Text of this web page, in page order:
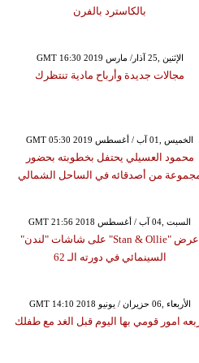
بالكاسترد بالفرن
GMT 16:30 2019 الإثنين ,25 آذار/ مارس
مجالات جديدة وأرباح مادية تنتظرك
GMT 05:30 2019 الخميس ,01 آب / أغسطس
محمود العسيلي يحتفل بخطوبته بحضور
من أصدقائه في الساحل الشمالي
GMT 21:56 2018 السبت ,04 آب / أغسطس
عرض "Stan & Ollie" على شاشات "لندن"
السينمائي في دورته الـ 62
GMT 14:10 2018 الأربعاء ,06 حزيران / يونيو
امور قومي بها اليوم قبل الغد مع طفلك